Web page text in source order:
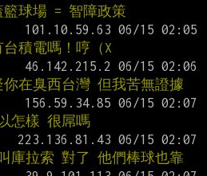
球場 = 智障政策
積電嗎！哼（X
在臭西台灣 但我苦無證據
怎樣 很屌嗎
庫拉索 對了 他們棒球也靠